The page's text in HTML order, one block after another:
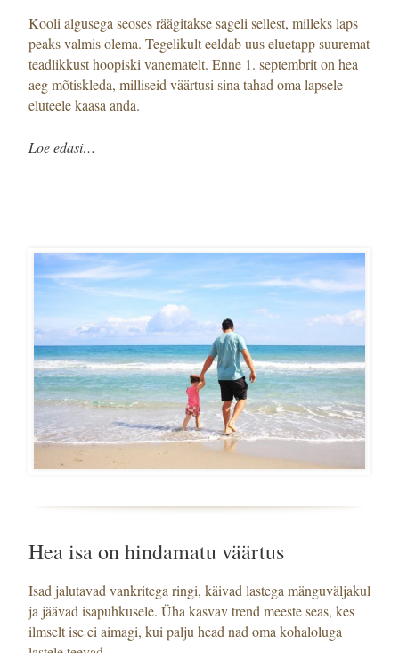
Kooli algusega seoses räägitakse sageli sellest, milleks laps
peaks valmis olema. Tegelikult eeldab uus eluetapp suuremat
teadlikkust hoopiski vanematelt. Enne 1. septembrit on hea
aeg mõtiskleda, milliseid väärtusi sina tahad oma lapsele
eluteele kaasa anda.
Loe edasi…
Hea isa on hindamatu väärtus
Isad jalutavad vankritega ringi, käivad lastega mänguväljakul
ja jäävad isapuhkusele. Üha kasvav trend meeste seas, kes
ilmselt ise ei aimagi, kui palju head nad oma kohaloluga